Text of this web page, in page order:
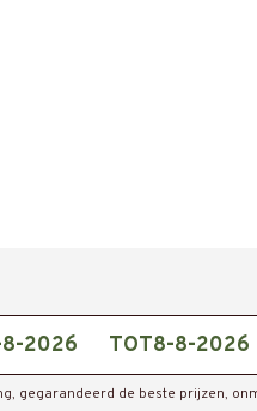
TOT
gegarandeerd de beste prijzen,